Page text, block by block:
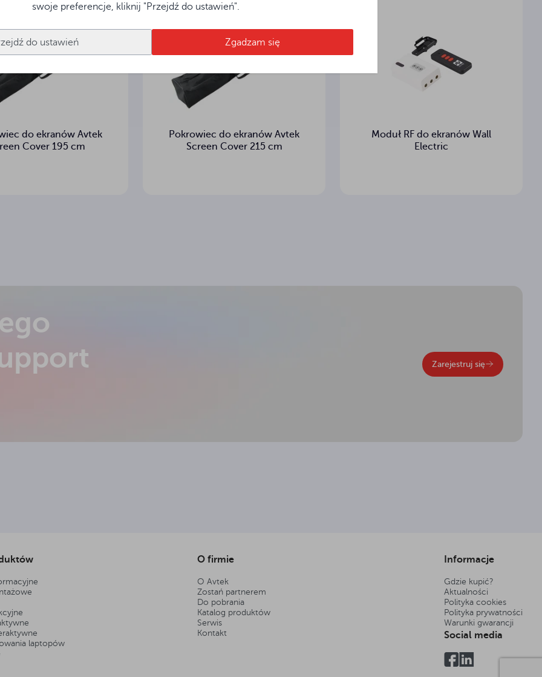
swoje preferencje, kliknij "Przejdź do ustawień".
do ustawień Zgadzam się
do ekranów Avtek
Cover 195 cm
Pokrowiec do ekranów Avtek
Screen Cover 215 cm
Moduł RF do ekranów Wall
Electric
Zarejestruj się
laptopów
O firmie
O Avtek
Zostań partnerem
Do pobrania
Katalog produktów
Serwis
Kontakt
Informacje
Gdzie kupić?
Aktualności
Polityka cookies
Polityka prywatności
Warunki gwarancji
Social media